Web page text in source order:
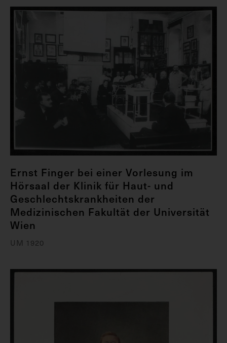
Ernst Finger bei einer Vorlesung im
Hörsaal der Klinik für Haut- und
Geschlechtskrankheiten der
Medizinischen Fakultät der Universität
Wien
UM 1920